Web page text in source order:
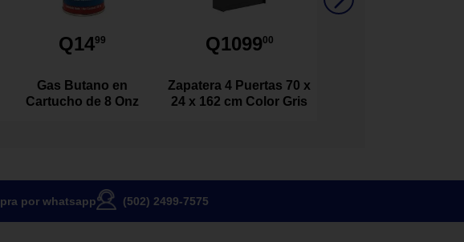
Q1499
Gas Butano en
Cartucho de 8 Onz
Q109900
Zapatera 4 Puertas 70 x
24 x 162 cm Color Gris
por whatsapp (502) 2499-7575